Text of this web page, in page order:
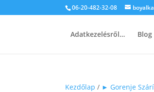
06-20-482-32-08
Adatkezelésről… Blog
Kezdőlap / ► Gorenje